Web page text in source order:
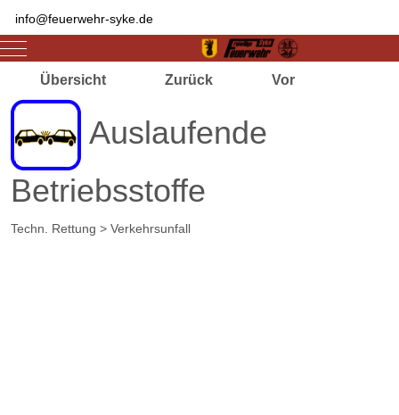
info@feuerwehr-syke.de
Mobile Menu Toggle
Übersicht Zurück Vor
Auslaufende
Betriebsstoffe
Techn. Rettung > Verkehrsunfall